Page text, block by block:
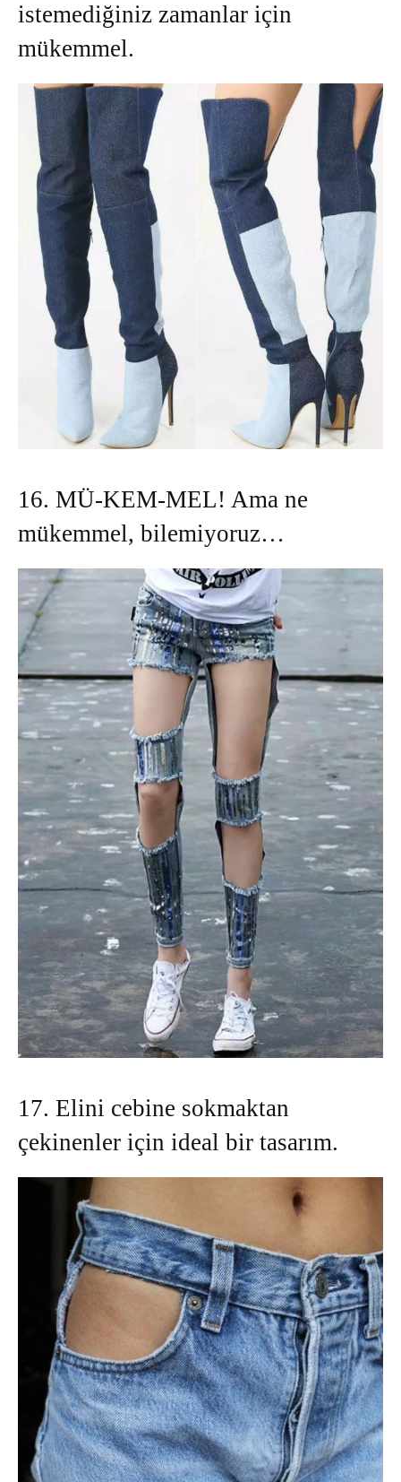
istemediğiniz zamanlar için
mükemmel.
16. MÜ-KEM-MEL! Ama ne
mükemmel, bilemiyoruz…
17. Elini cebine sokmaktan
çekinenler için ideal bir tasarım.